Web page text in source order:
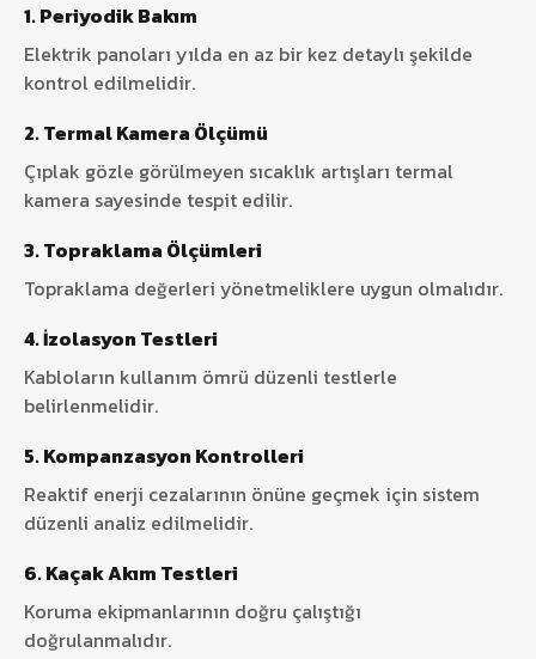
1.Periyodik Bakım
Elektrik panoları yılda en az bir kez detaylı şekilde
kontrol edilmelidir.
2.Termal Kamera Ölçümü
Çıplak gözle görülmeyen sıcaklık artışları termal
kamera sayesinde tespit edilir.
3.Topraklama Ölçümleri
Topraklama değerleri yönetmeliklere uygun olmalıdır.
4. İzolasyon Testleri
Kabloların kullanım ömrü düzenli testlerle
belirlenmelidir.
5. Kompanzasyon Kontrolleri
Reaktif enerji cezalarının önüne geçmek için sistem
düzenli analiz edilmelidir.
6. Kaçak Akım Testleri
Koruma ekipmanlarının doğru çalıştığı
doğrulanmalıdır.